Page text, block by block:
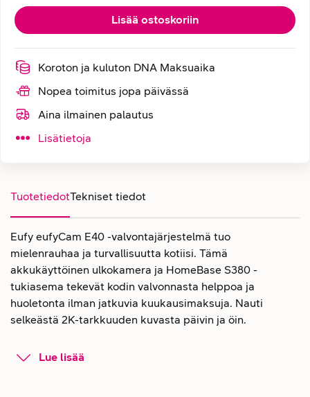
Lisää ostoskoriin
Koroton ja kuluton DNA Maksuaika
Nopea toimitus jopa päivässä
Aina ilmainen palautus
Lisätietoja
TuotetiedotTekniset tiedot
Eufy eufyCam E40 -valvontajärjestelmä tuo
mielenrauhaa ja turvallisuutta kotiisi. Tämä
akkukäyttöinen ulkokamera ja HomeBase S380 -
tukiasema tekevät kodin valvonnasta helppoa ja
huoletonta ilman jatkuvia kuukausimaksuja. Nauti
selkeästä 2K-tarkkuuden kuvasta päivin ja öin.
Tehokas suojaus ja
Lue lisää